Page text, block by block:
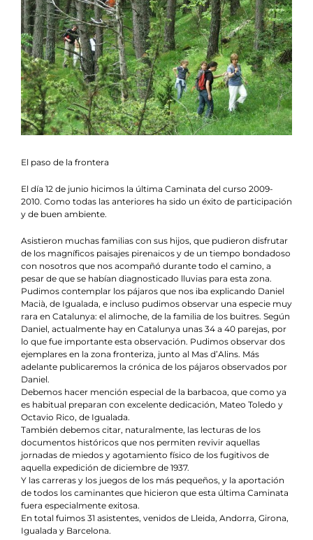
Contacto
Colabora
El paso de la frontera
El día 12 de junio hicimos la última Caminata del curso 2009-
2010. Como todas las anteriores ha sido un éxito de participación
y de buen ambiente.
Asistieron muchas familias con sus hijos, que pudieron disfrutar
de los magníficos paisajes pirenaicos y de un tiempo bondadoso
con nosotros que nos acompañó durante todo el camino, a
pesar de que se habían diagnosticado lluvias para esta zona.
Pudimos contemplar los pájaros que nos iba explicando Daniel
Macià, de Igualada, e incluso pudimos observar una especie muy
rara en Catalunya: el alimoche, de la familia de los buitres. Según
Daniel, actualmente hay en Catalunya unas 34 a 40 parejas, por
lo que fue importante esta observación. Pudimos observar dos
ejemplares en la zona fronteriza, junto al Mas d’Alins. Más
adelante publicaremos la crónica de los pájaros observados por
Daniel.
Debemos hacer mención especial de la barbacoa, que como ya
es habitual preparan con excelente dedicación, Mateo Toledo y
Octavio Rico, de Igualada.
También debemos citar, naturalmente, las lecturas de los
documentos históricos que nos permiten revivir aquellas
jornadas de miedos y agotamiento físico de los fugitivos de
aquella expedición de diciembre de 1937.
Y las carreras y los juegos de los más pequeños, y la aportación
de todos los caminantes que hicieron que esta última Caminata
fuera especialmente exitosa.
En total fuimos 31 asistentes, venidos de Lleida, Andorra, Girona,
Igualada y Barcelona.